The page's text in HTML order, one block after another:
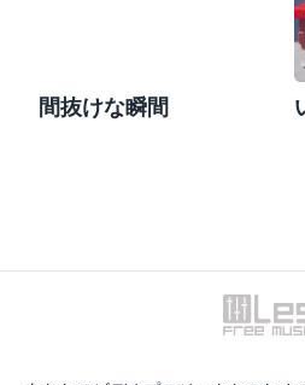
間抜けな瞬間